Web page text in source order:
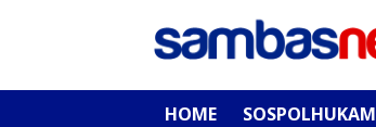
HOME SOSPOLHUKAM